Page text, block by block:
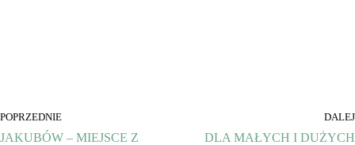
POPRZEDNIE
JAKUBÓW – MIEJSCE Z
DALEJ
DLA MAŁYCH I DUŻYCH